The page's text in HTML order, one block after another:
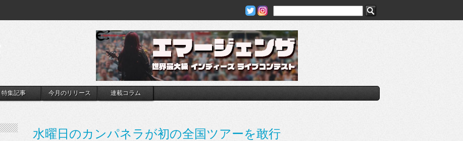
特集記事 今月のリリース 連載コラム
水曜日のカンパネラが初の全国ツアーを敢行